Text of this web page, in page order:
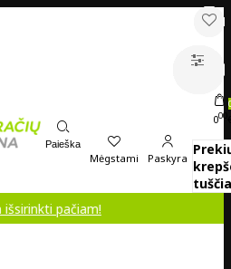
Paieška
Mėgstami Paskyra
000